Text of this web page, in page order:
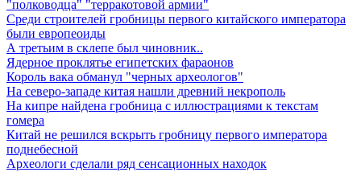
"полководца" "терракотовой армии"
Среди строителей гробницы первого китайского императора
были европеоиды
А третьим в склепе был чиновник..
Ядерное проклятье египетских фараонов
Король вака обманул "черных археологов"
На северо-западе китая нашли древний некрополь
На кипре найдена гробница с иллюстрациями к текстам
гомера
Китай не решился вскрыть гробницу первого императора
поднебесной
Археологи сделали ряд сенсационных находок